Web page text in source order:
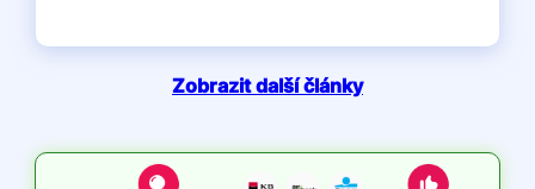
Zobrazit další články